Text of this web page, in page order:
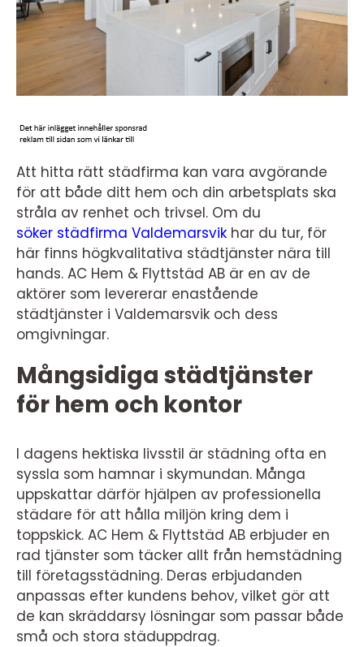
Att hitta rätt städfirma kan vara avgörande
för att både ditt hem och din arbetsplats ska
stråla av renhet och trivsel. Om du
söker städfirma Valdemarsvik har du tur, för
här finns högkvalitativa städtjänster nära till
hands. AC Hem & Flyttstäd AB är en av de
aktörer som levererar enastående
städtjänster i Valdemarsvik och dess
omgivningar.
Mångsidiga städtjänster
för hem och kontor
I dagens hektiska livsstil är städning ofta en
syssla som hamnar i skymundan. Många
uppskattar därför hjälpen av professionella
städare för att hålla miljön kring dem i
toppskick. AC Hem & Flyttstäd AB erbjuder en
rad tjänster som täcker allt från hemstädning
till företagsstädning. Deras erbjudanden
anpassas efter kundens behov, vilket gör att
de kan skräddarsy lösningar som passar både
små och stora städuppdrag.